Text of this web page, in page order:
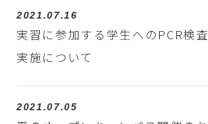
2021.07.16
実習に参加する学生へのPCR検査
実施について
2021.07.05